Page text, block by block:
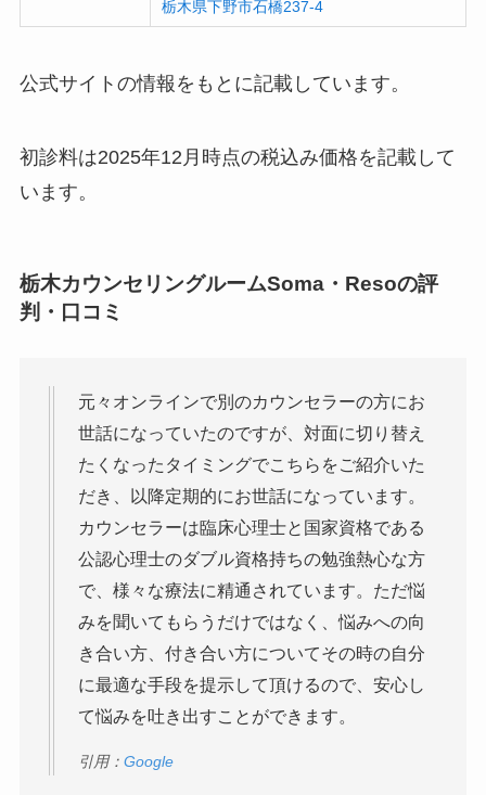
栃木県下野市石橋237-4
公式サイトの情報をもとに記載しています。
初診料は2025年12月時点の税込み価格を記載して
います。
栃木カウンセリングルームSoma・Resoの評
判・口コミ
元々オンラインで別のカウンセラーの方にお
世話になっていたのですが、対面に切り替え
たくなったタイミングでこちらをご紹介いた
だき、以降定期的にお世話になっています。
カウンセラーは臨床心理士と国家資格である
公認心理士のダブル資格持ちの勉強熱心な方
で、様々な療法に精通されています。ただ悩
みを聞いてもらうだけではなく、悩みへの向
き合い方、付き合い方についてその時の自分
に最適な手段を提示して頂けるので、安心し
て悩みを吐き出すことができます。
引用： Google